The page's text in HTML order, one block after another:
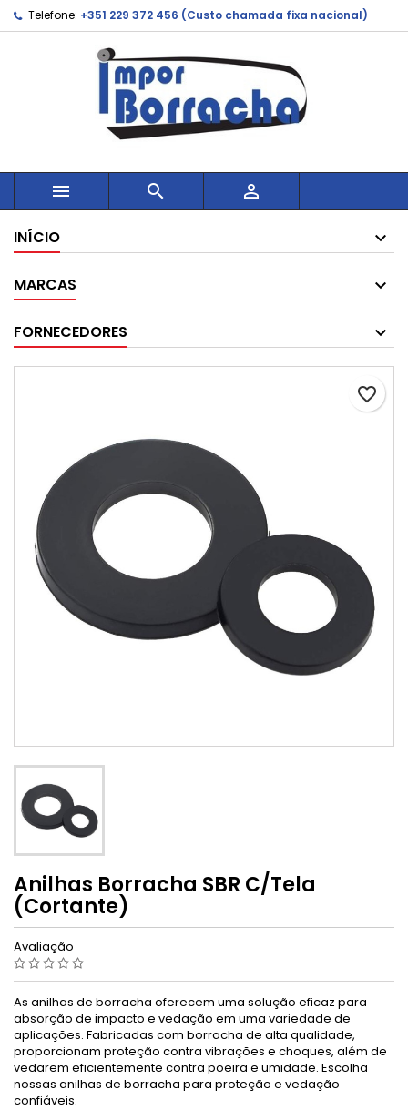
Telefone: +351 229 372 456 (Custo chamada fixa nacional)
  
INÍCIO
MARCAS
FORNECEDORES
favorite_border
Anilhas Borracha SBR C/Tela
(Cortante)
Avaliação
As anilhas de borracha oferecem uma solução eficaz para
absorção de impacto e vedação em uma variedade de
aplicações. Fabricadas com borracha de alta qualidade,
proporcionam proteção contra vibrações e choques, além de
vedarem eficientemente contra poeira e umidade. Escolha
nossas anilhas de borracha para proteção e vedação
confiáveis.